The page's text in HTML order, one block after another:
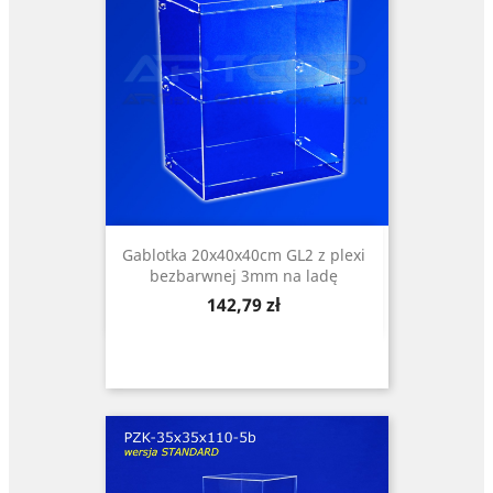
Gablotka 20x40x40cm GL2 z plexi
bezbarwnej 3mm na ladę
Cena
142,79 zł